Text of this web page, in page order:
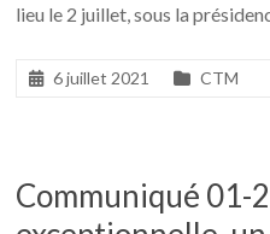
lieu le 2 juillet, sous la
6 juillet 2021 CTM
Communiqué 01-